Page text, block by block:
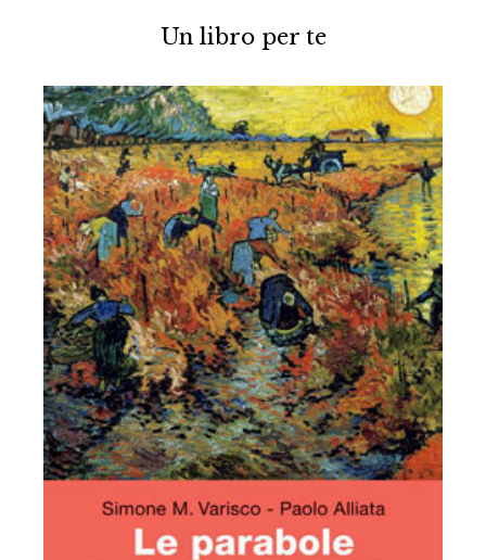
Un libro per te